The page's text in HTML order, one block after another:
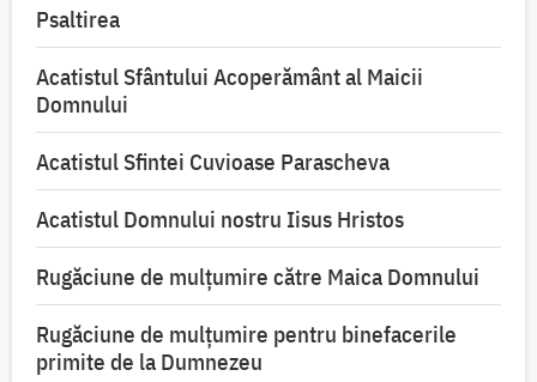
Psaltirea
Acatistul Sfântului Acoperământ al Maicii
Domnului
Acatistul Sfintei Cuvioase Parascheva
Acatistul Domnului nostru Iisus Hristos
Rugăciune de mulţumire către Maica Domnului
Rugăciune de mulțumire pentru binefacerile
primite de la Dumnezeu